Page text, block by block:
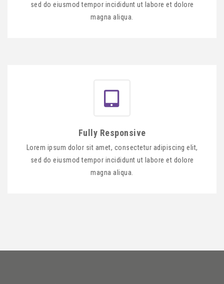
sed do eiusmod tempor incididunt ut labore et dolore
magna aliqua.
Fully Responsive
Lorem ipsum dolor sit amet, consectetur adipiscing elit,
sed do eiusmod tempor incididunt ut labore et dolore
magna aliqua.